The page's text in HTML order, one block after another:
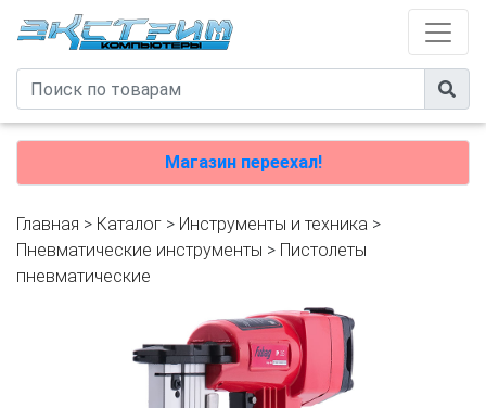
Магазин переехал!
Главная > Каталог > Инструменты и техника >
Пневматические инструменты > Пистолеты
пневматические